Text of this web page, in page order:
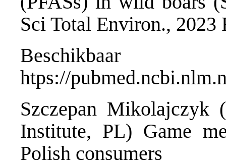
Sci Total Environ., 2023
htps://
Szczepan Mikolajczyk
Institute, PL) Game
Polish consumers